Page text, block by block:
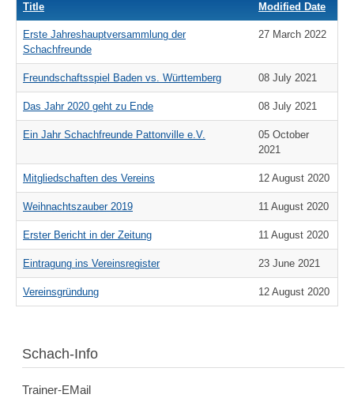
Title Modified Date
Erste Jahreshauptversammlung der
Schachfreunde
27 March 2022
Freundschaftsspiel Baden vs. Württemberg 08 July 2021
Das Jahr 2020 geht zu Ende 08 July 2021
Ein Jahr Schachfreunde Pattonville e.V.
05 October
2021
Mitgliedschaften des Vereins 12 August 2020
Weihnachtszauber 2019 11 August 2020
Erster Bericht in der Zeitung 11 August 2020
Eintragung ins Vereinsregister 23 June 2021
Vereinsgründung 12 August 2020
Schach-Info
Trainer-EMail